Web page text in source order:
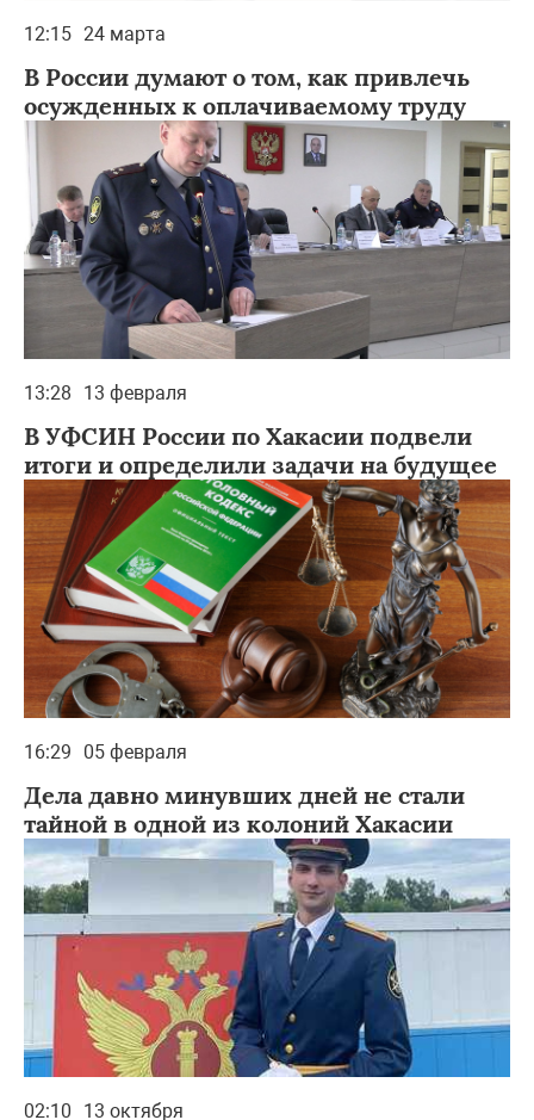
12:15 24 марта
В России думают о том, как привлечь
осужденных к оплачиваемому труду
13:28 13 февраля
В УФСИН России по Хакасии подвели
итоги и определили задачи на будущее
16:29 05 февраля
Дела давно минувших дней не стали
тайной в одной из колоний Хакасии
02:10 13 октября